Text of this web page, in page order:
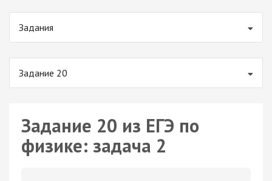
Задания
Задание 20
Задание 20 из ЕГЭ по
физике: задача 2